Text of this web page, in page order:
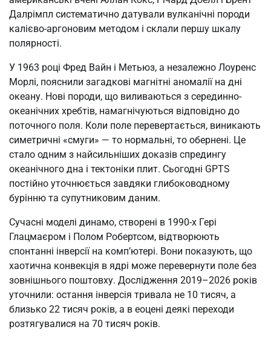
Далрімпл систематично датували вулканічні породи
калієво-аргоновим методом і склали першу шкалу
полярності.
У 1963 році Фред Вайн і Метьюз, а незалежно Лоуренс
Морлі, пояснили загадкові магнітні аномалії на дні
океану. Нові породи, що виливаються з серединно-
океанічних хребтів, намагнічуються відповідно до
поточного поля. Коли поле перевертається, виникають
симетричні «смуги» — то нормальні, то обернені. Це
стало одним з найсильніших доказів спредингу
океанічного дна і тектоніки плит. Сьогодні GPTS
постійно уточнюється завдяки глибоководному
бурінню та супутниковим даним.
Сучасні моделі динамо, створені в 1990-х Гері
Глацмаєром і Полом Робертсом, відтворюють
спонтанні інверсії на комп’ютері. Вони показують, що
хаотична конвекція в ядрі може перевернути поле без
зовнішнього поштовху. Дослідження 2019–2026 років
уточнили: остання інверсія тривала не 10 тисяч, а
близько 22 тисяч років, а в еоцені деякі переходи
розтягувалися на 70 тисяч років.